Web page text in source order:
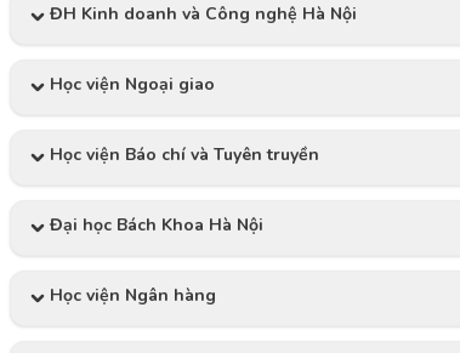
ĐH Kinh doanh và Công nghệ Hà Nội
Học viện Ngoại giao
Học viện Báo chí và Tuyên truyền
Đại học Bách Khoa Hà Nội
Học viện Ngân hàng